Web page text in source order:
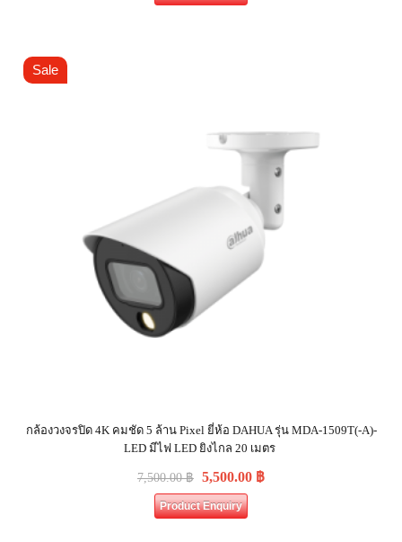
Sale
กล้องวงจรปิด 4K คมชัด 5 ล้าน Pixel ยี่ห้อ DAHUA รุ่น MDA-1509T(-A)-
LED มีไฟ LED ยิงไกล 20 เมตร
7,500.00฿ 5,500.00 ฿
Product Enquiry